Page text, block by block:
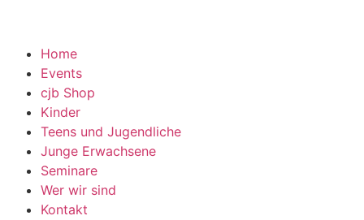
Home
Events
cjb Shop
Kinder
Teens und Jugendliche
Junge Erwachsene
Seminare
Wer wir sind
Kontakt